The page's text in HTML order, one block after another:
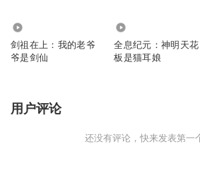
剑祖在上：我的老爷
爷是剑仙
全息纪元：神明天花
板是猫耳娘
用户评论
还没有评论，快来发表第一